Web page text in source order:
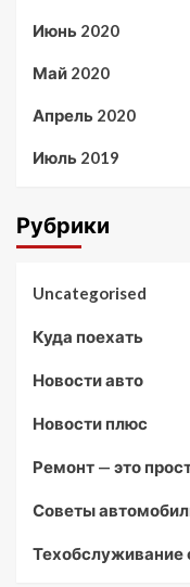
Июнь 2020
Май 2020
Апрель 2020
Июль 2019
Рубрики
Uncategorised
Куда поехать
Новости авто
Новости плюс
Ремонт — это
Советы
Техобслуживание